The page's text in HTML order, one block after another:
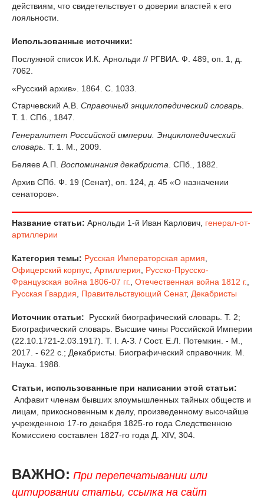
действиям, что свидетельствует о доверии властей к его
лояльности.
Использованные источники:
Послужной список И.К. Арнольди // РГВИА. Ф. 489, оп. 1, д.
7062.
«Русский архив». 1864. С. 1033.
Старчевский А.В. Справочный энциклопедический словарь.
Т. 1. СПб., 1847.
Генералитет Российской империи. Энциклопедический
словарь . Т. 1. М., 2009.
Беляев А.П. Воспоминания декабриста . СПб., 1882.
Архив СПб. Ф. 19 (Сенат), оп. 124, д. 45 «О назначении
сенаторов».
Название статьи: Арнольди 1-й Иван Карлович, генерал-от-
артиллерии
Категория темы: Русская Императорская армия
Офицерский корпус Артиллерия
Русско-Прусско-
Французская война 1806-07 гг.
Отечественная война 1812 г.
Русская Гвардия
Правительствующий Сенат, Декабристы
Источник статьи:
Русский биографический словарь. Т. 2;
Биографический словарь. Высшие чины Российской Империи
(22.10.1721-2.03.1917). Т. I. А-З. / Сост. Е.Л. Потемкин. - М.,
2017. - 622 с.; Декабристы. Биографический справочник. М.
Наука. 1988.
Статьи, использованные при написании этой статьи:
Алфавит членам бывших злоумышленных тайных обществ и
лицам, прикосновенным к делу, произведенному высочайше
учрежденною 17-го декабря 1825-го года Следственною
Комиссиею составлен 1827-го года Д. XIV, 304.
ВАЖНО: При перепечатывании или
цитировании статьи, ссылка на сайт